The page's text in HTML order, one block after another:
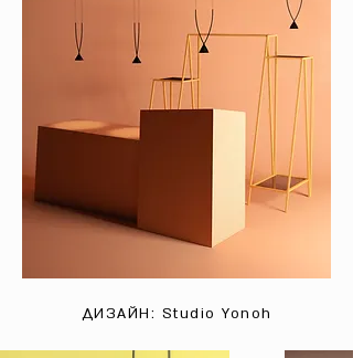
ДИЗАЙН: Studio Yonoh